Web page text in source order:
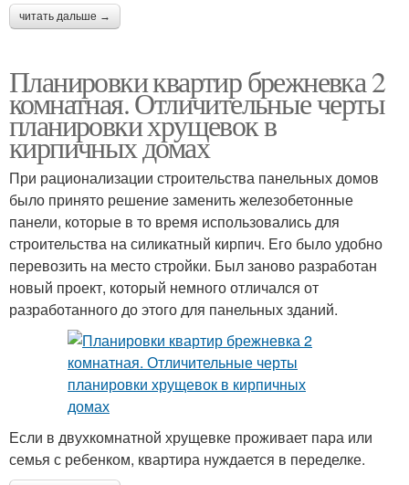
читать дальше →
Планировки квартир брежневка 2
комнатная. Отличительные черты
планировки хрущевок в
кирпичных домах
При рационализации строительства панельных домов
было принято решение заменить железобетонные
панели, которые в то время использовались для
строительства на силикатный кирпич. Его было удобно
перевозить на место стройки. Был заново разработан
новый проект, который немного отличался от
разработанного до этого для панельных зданий.
Если в двухкомнатной хрущевке проживает пара или
семья с ребенком, квартира нуждается в переделке.